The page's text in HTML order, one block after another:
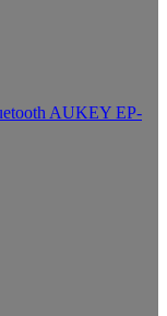
AUKEY EP-